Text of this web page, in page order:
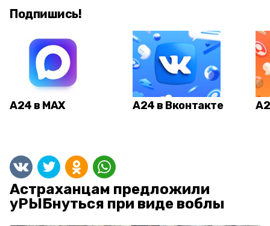
Подпишись!
А24 в MAX А24 в Вконтакте
Астраханцам предложили
уРЫБнуться при виде воблы